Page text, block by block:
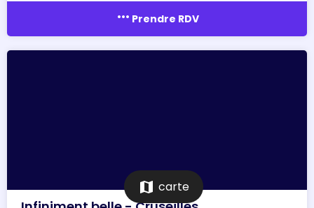
more_horiz Prendre RDV
map carte